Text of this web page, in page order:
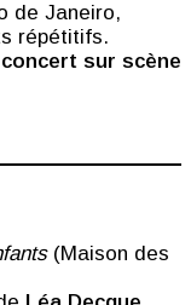
de Janeiro,
répétitifs.
sur scène
(Maison des